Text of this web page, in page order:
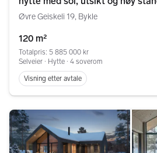
Øvre Geiskeli 19, Bykle
120 m²
Totalpris: 5 885 000 kr
Selveier ∙ Hytte ∙ 4 soverom
Visning etter avtale